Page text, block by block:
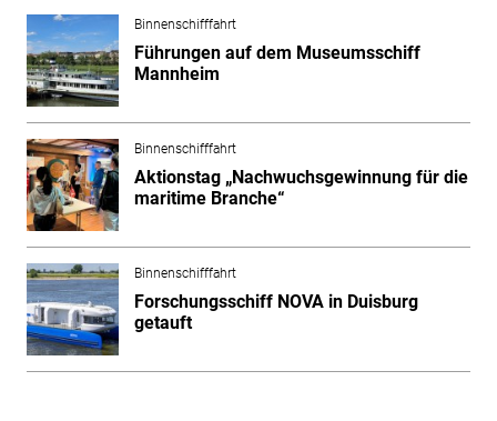
Binnenschifffahrt
Führungen auf dem Museumsschiff
Mannheim
Binnenschifffahrt
Aktionstag „Nachwuchsgewinnung für die
maritime Branche“
Binnenschifffahrt
Forschungsschiff NOVA in Duisburg
getauft